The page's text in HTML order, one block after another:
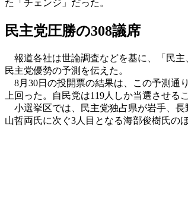
た「チェンジ」だった。
民主党圧勝の308議席
報道各社は世論調査などを基に、「民主
民主党優勢の予測を伝えた。
8月30日の投開票の結果は、この予測通
上回った。自民党は119人しか当選させる
小選挙区では、民主党独占県が岩手、長
山哲両氏に次ぐ3人目となる海部俊樹氏の